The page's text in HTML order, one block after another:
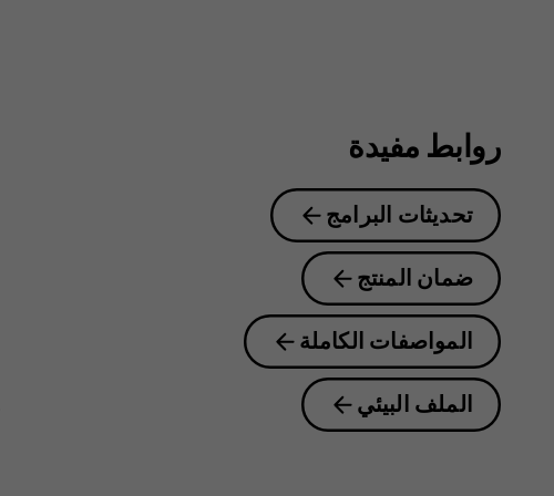
روابط مفيدة
تحديثات البرامج
ضمان المنتج
المواصفات الكاملة
الملف البيئي